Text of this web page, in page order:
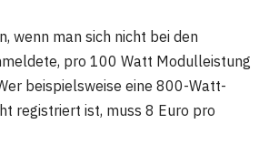
wenn man sich nicht bei den
pro 100 Watt Modulleistung
beispielsweise eine 800-Watt-
registriert ist, muss 8 Euro pro